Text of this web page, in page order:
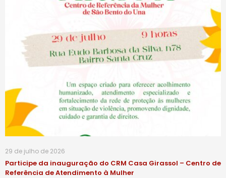
29 de julho de 2026
Participe da inauguração do CRM Casa Girassol – Centro de
Referência de Atendimento à Mulher